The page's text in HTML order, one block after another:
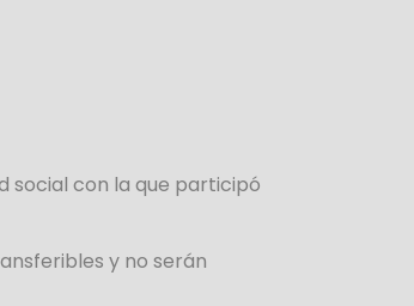
social con la que participó
y no serán